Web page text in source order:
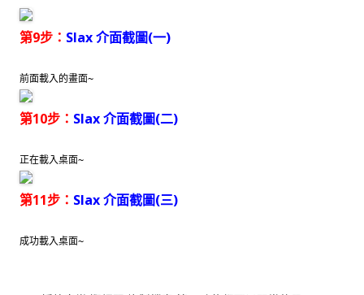
第9步： Slax 介面截圖(一)
前面載入的畫面~
第10步： Slax 介面截圖(二)
正在載入桌面~
第11步： Slax 介面截圖(三)
成功載入桌面~